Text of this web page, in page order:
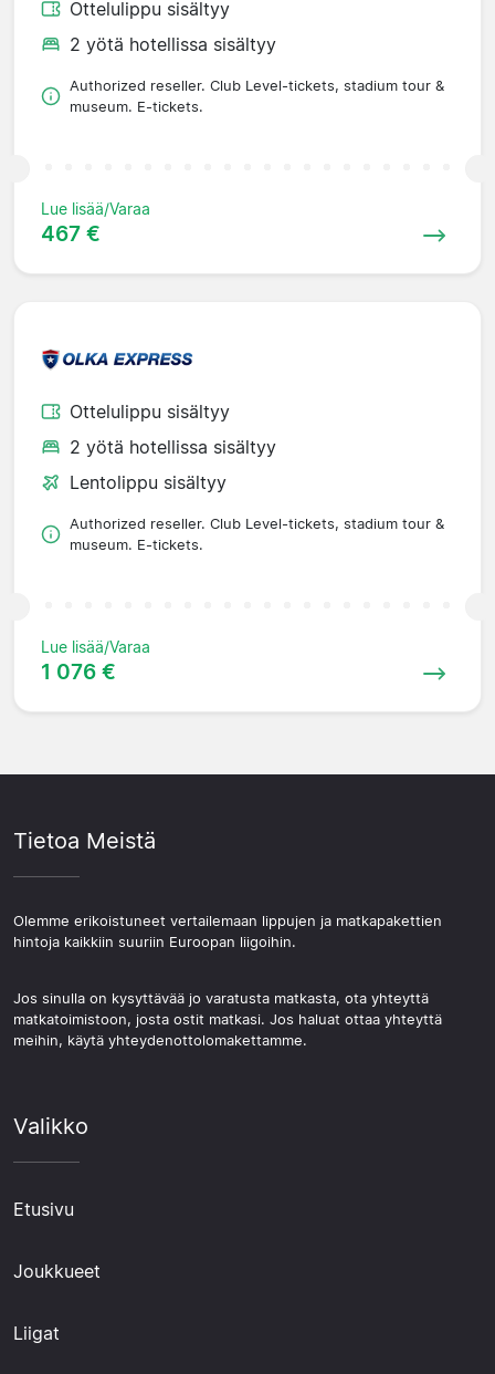
Ottelulippu sisältyy
2 yötä hotellissa sisältyy
Authorized reseller. Club Level-tickets, stadium tour &
museum. E-tickets.
Lue lisää/Varaa
467 €
Ottelulippu sisältyy
2 yötä hotellissa sisältyy
Lentolippu sisältyy
Authorized reseller. Club Level-tickets, stadium tour &
museum. E-tickets.
Lue lisää/Varaa
1 076 €
Tietoa Meistä
Olemme erikoistuneet vertailemaan lippujen ja matkapakettien
hintoja kaikkiin suuriin Euroopan liigoihin.
Jos sinulla on kysyttävää jo varatusta matkasta, ota yhteyttä
matkatoimistoon, josta ostit matkasi. Jos haluat ottaa yhteyttä
meihin, käytä yhteydenottolomakettamme.
Valikko
Etusivu
Joukkueet
Liigat